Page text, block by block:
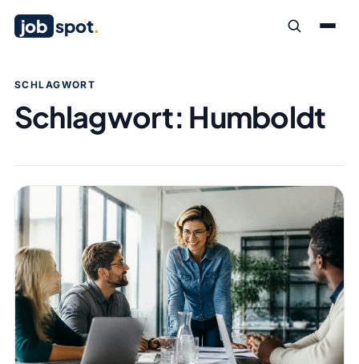
job spot.
SCHLAGWORT
Schlagwort: Humboldt